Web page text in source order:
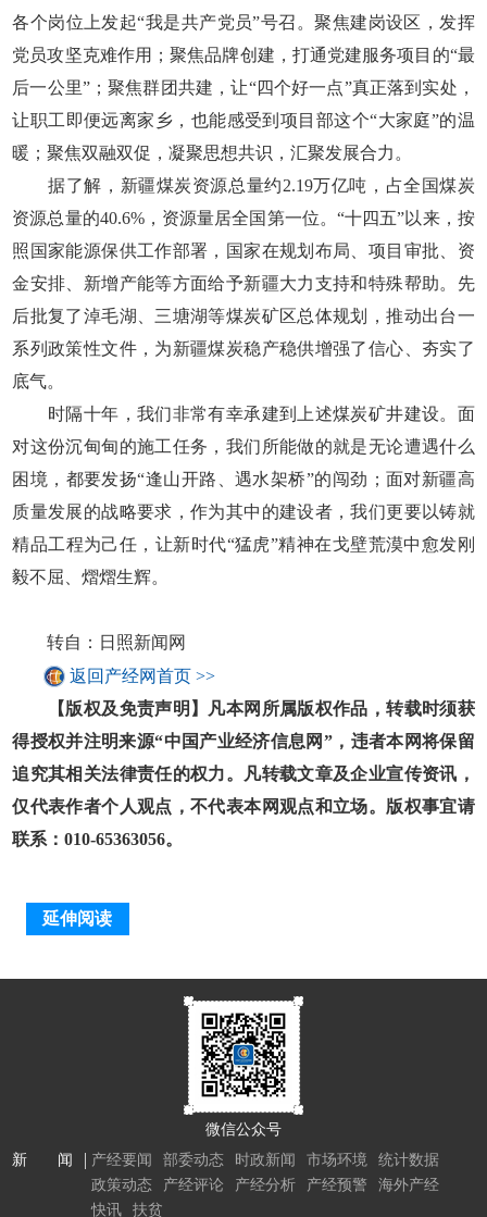
各个岗位上发起“我是共产党员”号召。聚焦建岗设区，发挥
党员攻坚克难作用；聚焦品牌创建，打通党建服务项目的“最
后一公里”；聚焦群团共建，让“四个好一点”真正落到实处，
让职工即便远离家乡，也能感受到项目部这个“大家庭”的温
暖；聚焦双融双促，凝聚思想共识，汇聚发展合力。
据了解，新疆煤炭资源总量约2.19万亿吨，占全国煤炭
资源总量的40.6%，资源量居全国第一位。“十四五”以来，按
照国家能源保供工作部署，国家在规划布局、项目审批、资
金安排、新增产能等方面给予新疆大力支持和特殊帮助。先
后批复了淖毛湖、三塘湖等煤炭矿区总体规划，推动出台一
系列政策性文件，为新疆煤炭稳产稳供增强了信心、夯实了
底气。
时隔十年，我们非常有幸承建到上述煤炭矿井建设。面
对这份沉甸甸的施工任务，我们所能做的就是无论遭遇什么
困境，都要发扬“逢山开路、遇水架桥”的闯劲；面对新疆高
质量发展的战略要求，作为其中的建设者，我们更要以铸就
精品工程为己任，让新时代“猛虎”精神在戈壁荒漠中愈发刚
毅不屈、熠熠生辉。
转自：日照新闻网
返回产经网首页 >>
【版权及免责声明】凡本网所属版权作品，转载时须获
得授权并注明来源“中国产业经济信息网”，违者本网将保留
追究其相关法律责任的权力。凡转载文章及企业宣传资讯，
仅代表作者个人观点，不代表本网观点和立场。版权事宜请
联系：010-65363056。
延伸阅读
微信公众号
新 闻
产经要闻 部委动态 时政新闻 市场环境
统计数据
政策动态
产经评论 产经分析 产经预警
海外产经
快讯
扶贫